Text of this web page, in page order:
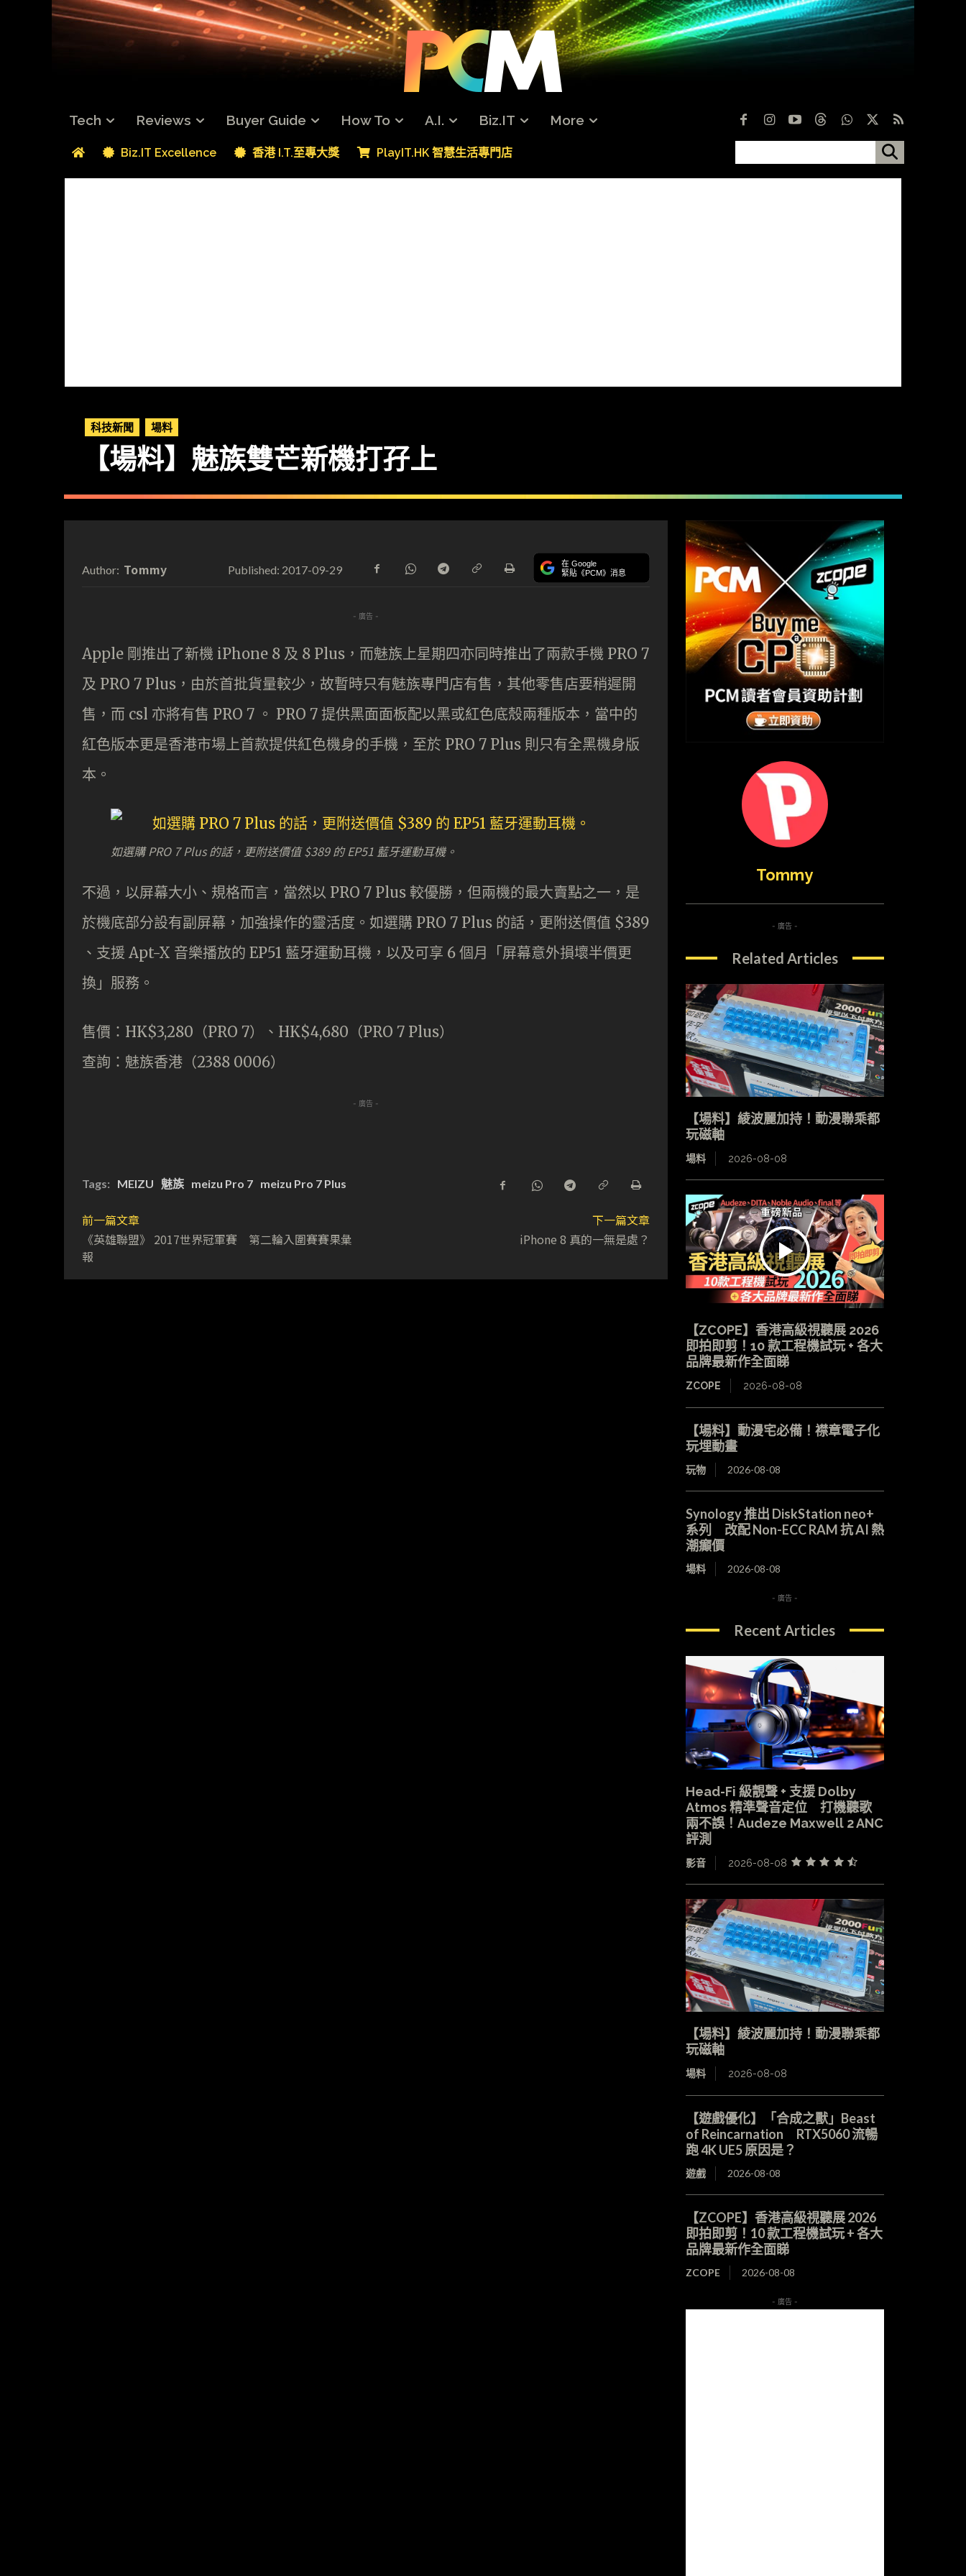
Tech Reviews Buyer Guide How To A.I. Biz.IT More
Biz.IT Excellence 香港 I.T.至專大獎 PlayIT.HK 智慧生活專門店
科技新聞 場料
【場料】魅族雙芒新機打孖上
Author: Tommy Published: 2017-09-29 在 Google
緊貼《PCM》消息
- 廣告 -
Apple 剛推出了新機 iPhone 8 及 8 Plus，而魅族上星期四亦同時推出了兩款手機 PRO 7
及 PRO 7 Plus，由於首批貨量較少，故暫時只有魅族專門店有售，其他零售店要稍遲開
售，而 csl 亦將有售 PRO 7 。 PRO 7 提供黑面面板配以黑或紅色底殼兩種版本，當中的
紅色版本更是香港市場上首款提供紅色機身的手機，至於 PRO 7 Plus 則只有全黑機身版
本。
如選購 PRO 7 Plus 的話，更附送價值 $389 的 EP51 藍牙運動耳機。
不過，以屏幕大小、規格而言，當然以 PRO 7 Plus 較優勝，但兩機的最大賣點之一，是
於機底部分設有副屏幕，加強操作的靈活度。如選購 PRO 7 Plus 的話，更附送價值 $389
、支援 Apt-X 音樂播放的 EP51 藍牙運動耳機，以及可享 6 個月「屏幕意外損壞半價更
換」服務。
售價：HK$3,280（PRO 7）、HK$4,680（PRO 7 Plus）
查詢：魅族香港（2388 0006）
- 廣告 -
Tags: MEIZU 魅族 meizu Pro 7 meizu Pro 7 Plus
前一篇文章
《英雄聯盟》 2017世界冠軍賽 第二輪入圍賽賽果𢑥
報
下一篇文章
iPhone 8 真的一無是處？
Tommy
- 廣告 -
Related Articles
【場料】綾波麗加持！動漫聯乘都
玩磁軸
場料 2026-08-08
【ZCOPE】香港高級視聽展 2026
即拍即剪！10 款工程機試玩 + 各大
品牌最新作全面睇
ZCOPE 2026-08-08
【場料】動漫宅必備！襟章電子化
玩埋動畫
玩物 2026-08-08
Synology 推出 DiskStation neo+
系列 改配 Non-ECC RAM 抗 AI 熱
潮癲價
場料 2026-08-08
- 廣告 -
Recent Articles
Head-Fi 級靚聲 + 支援 Dolby
Atmos 精準聲音定位 打機聽歌
兩不誤！Audeze Maxwell 2 ANC
評測
影音 2026-08-08
【場料】綾波麗加持！動漫聯乘都
玩磁軸
場料 2026-08-08
【遊戲優化】「合成之獸」Beast
of Reincarnation RTX5060 流暢
跑 4K UE5 原因是？
遊戲 2026-08-08
【ZCOPE】香港高級視聽展 2026
即拍即剪！10 款工程機試玩 + 各大
品牌最新作全面睇
ZCOPE 2026-08-08
- 廣告 -